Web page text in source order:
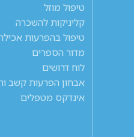
טיפול מוזל
קליניקות להשכרה
טיפול בהפרעות
מדור הספרים
לוח דרושים
אבחון הפרעות קשב
אינדקס מטפלים